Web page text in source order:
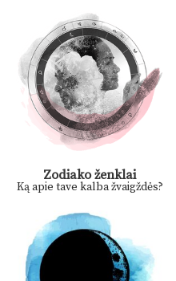
Zodiako ženklai
Ką apie tave kalba žvaigždės?